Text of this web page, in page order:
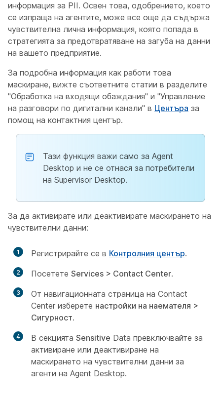
информация за PII. Освен това, одобрението, което
се изпраща на агентите, може все още да съдържа
чувствителна лична информация, която попада в
стратегията за предотвратяване на загуба на данни
на вашето предприятие.
За подробна информация как работи това
маскиране, вижте съответните статии в разделите
"Обработка на входящи обаждания" и "Управление
на разговори по дигитални канали" в Центъра за
помощ на контактния център.
Тази функция важи само за Agent
Desktop и не се отнася за потребители
на Supervisor Desktop.
За да активирате или деактивирате маскирането на
чувствителни данни:
1 Регистрирайте се в Контролния център.
2 Посетете Services > Contact Center.
3
От навигационната страница на Contact
Center изберете настройки на наемателя >
Сигурност.
4 В секцията Sensitive Data превключвайте за
активиране или деактивиране на
маскирането на чувствителни данни за
агенти на Agent Desktop.